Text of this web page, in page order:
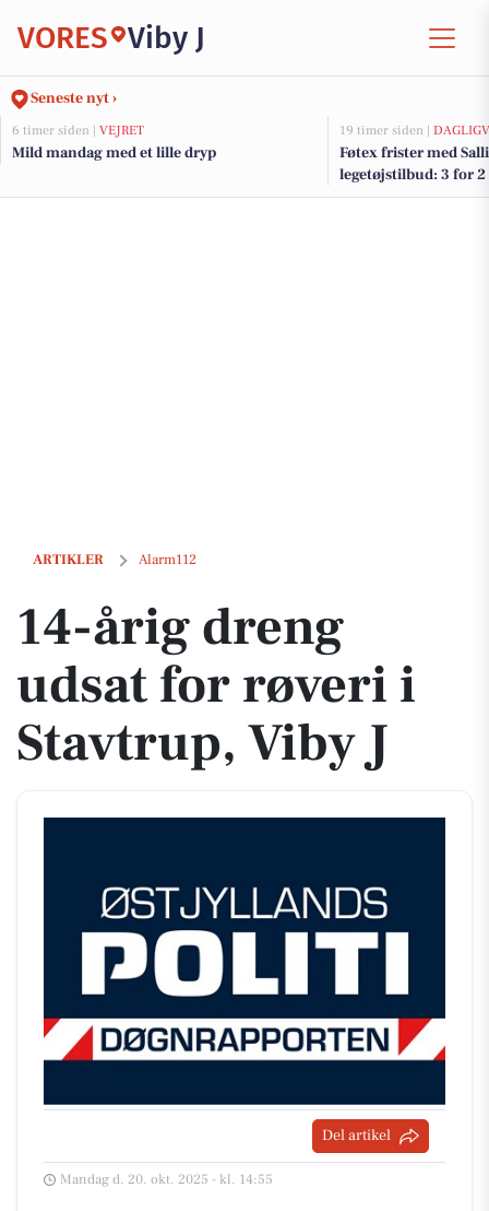
VORES Viby J
Seneste nyt ›
6 timer siden | VEJRET
Mild mandag med et lille dryp
19 timer siden |
Føtex frister med
legetøjstilbud: 3 for 2
ARTIKLER Alarm112
14-årig dreng udsat for røveri i Stavtrup, Viby J
14-årig dreng
udsat for røveri i
Stavtrup, Viby J
Del artikel
Mandag d. 20. okt. 2025 - kl. 14:55